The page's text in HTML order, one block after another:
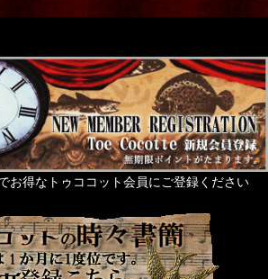
お得なトゥココット会員にご登録ください